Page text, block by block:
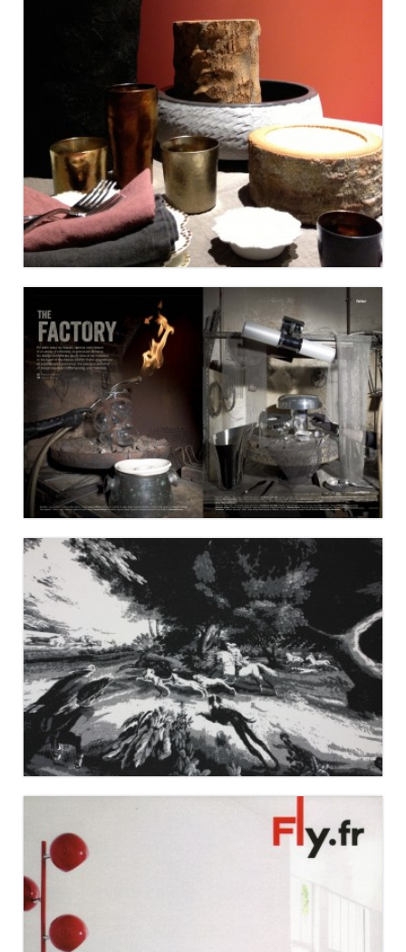
CASSINA IXC
MAISON&OBJET
NEOLICE